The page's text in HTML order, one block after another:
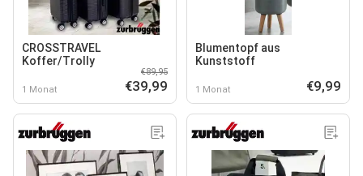
CROSSTRAVEL
Koffer/Trolly
1 Monat
€89,95
€39,99
Blumentopf aus
Kunststoff
1 Monat €9,99